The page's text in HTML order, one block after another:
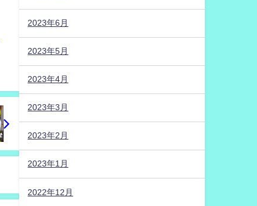
2023年6月
2023年5月
2023年4月
2023年3月
2023年2月
2023年1月
2022年12月